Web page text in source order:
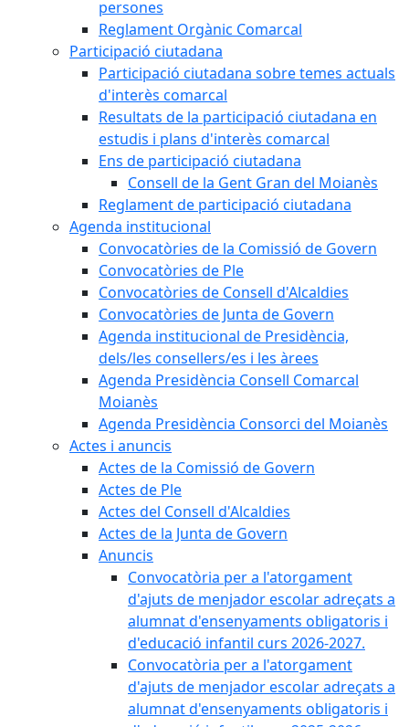
persones
Reglament Orgànic Comarcal
Participació ciutadana
Participació ciutadana sobre temes actuals
d'interès comarcal
Resultats de la participació ciutadana en
estudis i plans d'interès comarcal
Ens de participació ciutadana
Consell de la Gent Gran del Moianès
Reglament de participació ciutadana
Agenda institucional
Convocatòries de la Comissió de Govern
Convocatòries de Ple
Convocatòries de Consell d'Alcaldies
Convocatòries de Junta de Govern
Agenda institucional de Presidència,
dels/les consellers/es i les àrees
Agenda Presidència Consell Comarcal
Moianès
Agenda Presidència Consorci del Moianès
Actes i anuncis
Actes de la Comissió de Govern
Actes de Ple
Actes del Consell d'Alcaldies
Actes de la Junta de Govern
Anuncis
Convocatòria per a l'atorgament
d'ajuts de menjador escolar adreçats a
alumnat d'ensenyaments obligatoris i
d'educació infantil curs 2026-2027.
Convocatòria per a l'atorgament
d'ajuts de menjador escolar adreçats a
alumnat d'ensenyaments obligatoris i